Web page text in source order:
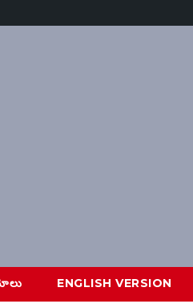
ENGLISH VERSION